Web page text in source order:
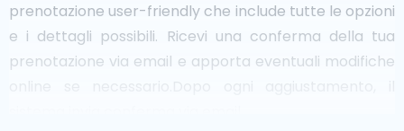
prenotazione user-friendly che include tutte le opzioni
e i dettagli possibili. Ricevi una conferma della tua
prenotazione via email e apporta eventuali modifiche